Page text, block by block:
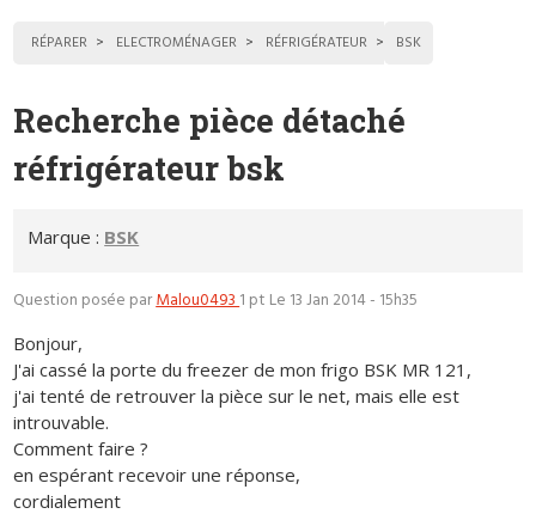
RÉPARER ELECTROMÉNAGER RÉFRIGÉRATEUR BSK
Recherche pièce détaché
réfrigérateur bsk
Marque : BSK
Question posée parMalou04931 pt Le 13 Jan 2014 - 15h35
Bonjour,
J'ai cassé la porte du freezer de mon frigo BSK MR 121,
j'ai tenté de retrouver la pièce sur le net, mais elle est
introuvable.
Comment faire ?
en espérant recevoir une réponse,
cordialement